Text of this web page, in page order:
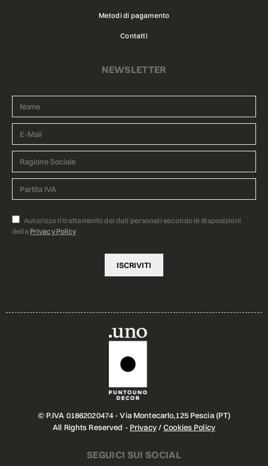
Metodi di pagamento
Contatti
NEWSLETTER
Autorizzo il trattamento dei dati personali secondo le disposizioni
della Privacy Policy
© P.IVA 01862020474 - Via Montecarlo,125 Pescia (PT)
All Rights Reserved - Privacy/Cookies Policy
SEGUICI SUI SOCIAL